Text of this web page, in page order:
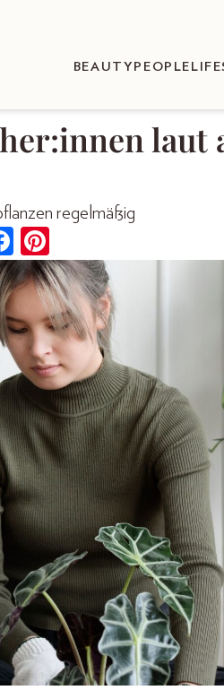
BEAUTY PEOPLE
laut
regelmäßig